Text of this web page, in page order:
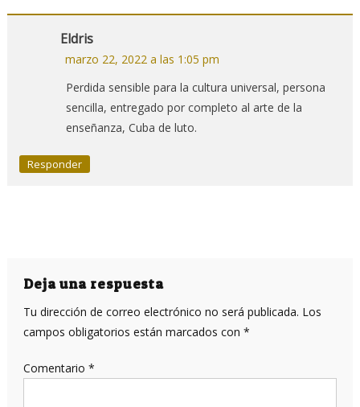
Eldris
marzo 22, 2022 a las 1:05 pm
Perdida sensible para la cultura universal, persona
sencilla, entregado por completo al arte de la
enseñanza, Cuba de luto.
Responder
Deja una respuesta
Tu dirección de correo electrónico no será publicada. Los
campos obligatorios están marcados con *
Comentario *